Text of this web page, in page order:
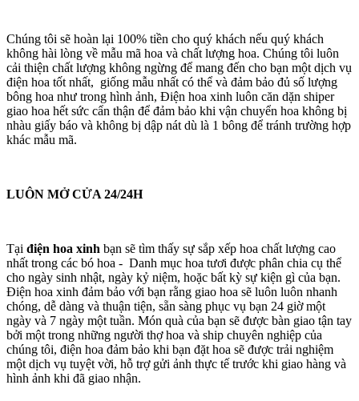
Chúng tôi sẽ hoàn lại 100% tiền cho quý khách nếu quý khách
không hài lòng về mẫu mã hoa và chất lượng hoa. Chúng tôi luôn
cải thiện chất lượng không ngừng để mang đến cho bạn một dịch vụ
điện hoa tốt nhất, giống mẫu nhất có thể và đảm bảo đủ số lượng
bông hoa như trong hình ảnh, Điện hoa xinh luôn căn dặn shiper
giao hoa hết sức cẩn thận để đảm bảo khi vận chuyển hoa không bị
nhàu giấy báo và không bị dập nát dù là 1 bông để tránh trường hợp
khác mẫu mã.
LUÔN MỞ CỬA 24/24H
Tại điện hoa xinh bạn sẽ tìm thấy sự sắp xếp hoa chất lượng cao
nhất trong các bó hoa - Danh mục hoa tươi được phân chia cụ thể
cho ngày sinh nhật, ngày kỷ niệm, hoặc bất kỳ sự kiện gì của bạn.
Điện hoa xinh đảm bảo với bạn rằng giao hoa sẽ luôn luôn nhanh
chóng, dễ dàng và thuận tiện, sẵn sàng phục vụ bạn 24 giờ một
ngày và 7 ngày một tuần. Món quà của bạn sẽ được bàn giao tận tay
bởi một trong những người thợ hoa và ship chuyên nghiệp của
chúng tôi, điện hoa đảm bảo khi bạn đặt hoa sẽ được trải nghiệm
một dịch vụ tuyệt vời, hỗ trợ gửi ảnh thực tế trước khi giao hàng và
hình ảnh khi đã giao nhận.